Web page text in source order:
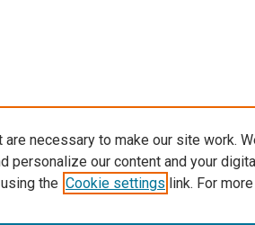
are necessary to make our site work.
personalize our content and your
the Cookie settings link. For